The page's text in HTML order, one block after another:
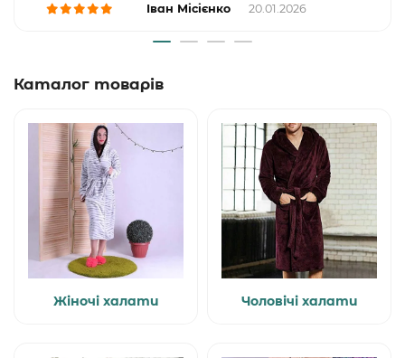
Іван Місієнко 20.01.2026
Каталог товарів
Жіночі халати Чоловічі халати